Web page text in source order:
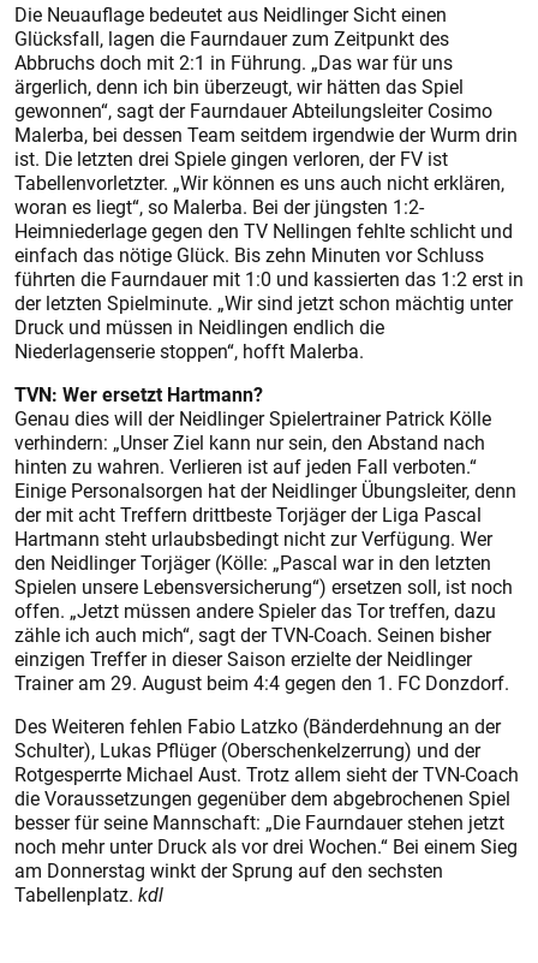
Die Neuauflage bedeutet aus Neidlinger Sicht einen
Glücksfall, lagen die Faurndauer zum Zeitpunkt des
Abbruchs doch mit 2:1 in Führung. „Das war für uns
ärgerlich, denn ich bin überzeugt, wir hätten das Spiel
gewonnen“, sagt der Faurndauer Abteilungsleiter Cosimo
Malerba, bei dessen Team seitdem irgendwie der Wurm drin
ist. Die letzten drei Spiele gingen verloren, der FV ist
Tabellenvorletzter. „Wir können es uns auch nicht erklären,
woran es liegt“, so Malerba. Bei der jüngsten 1:2-
Heimniederlage gegen den TV Nellingen fehlte schlicht und
einfach das nötige Glück. Bis zehn Minuten vor Schluss
führten die Faurndauer mit 1:0 und kassierten das 1:2 erst in
der letzten Spielminute. „Wir sind jetzt schon mächtig unter
Druck und müssen in Neidlingen endlich die
Niederlagenserie stoppen“, hofft Malerba.
TVN: Wer ersetzt Hartmann?
Genau dies will der Neidlinger Spielertrainer Patrick Kölle
verhindern: „Unser Ziel kann nur sein, den Abstand nach
hinten zu wahren. Verlieren ist auf jeden Fall verboten.“
Einige Personalsorgen hat der Neidlinger Übungsleiter, denn
der mit acht Treffern dritt­beste Torjäger der Liga Pascal
Hartmann steht urlaubsbedingt nicht zur Verfügung. Wer
den Neidlinger Torjäger (Kölle: „Pascal war in den letzten
Spielen unsere Lebensversicherung“) ersetzen soll, ist noch
offen. „Jetzt müssen andere Spieler das Tor treffen, dazu
zähle ich auch mich“, sagt der TVN-Coach. Seinen bisher
einzigen Treffer in dieser Saison erzielte der Neidlinger
Trainer am 29. August beim 4:4 gegen den 1. FC Donzdorf.
Des Weiteren fehlen Fabio Latzko (Bänderdehnung an der
Schulter), Lukas Pflüger (Oberschenkelzerrung) und der
Rotgesperrte Michael Aust. Trotz allem sieht der TVN-Coach
die Voraussetzungen gegenüber dem abgebrochenen Spiel
besser für seine Mannschaft: „Die Faurndauer stehen jetzt
noch mehr unter Druck als vor drei Wochen.“ Bei einem Sieg
am Donnerstag winkt der Sprung auf den sechsten
Tabellenplatz. kdl